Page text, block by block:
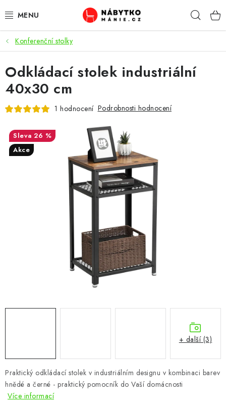
na
OBÝVACÍ POKOJ
KUCHYŇ A JÍDELNA
LOŽNICE
KANCELÁŘ / PRACOVNA
KOUPELNA A WC
CHOVATELSKÉ POTŘEBY
DOPLŇKY A DEKORACE
OSTATNÍ
VÝPRODEJ
Vše o nákupu Info
Reklamace a odstoupení od smlouvy
Kontakty
Bonusový program NBM+
Konferenční stolky
Praktický odkládací stolek v industriálním designu v kombinaci barev
hnědé a černé - praktický pomocník do Vaší domácnosti
Více informací
Odkládací stolek industriální
40x30 cm
1 hodnocení Podrobnosti hodnocení
26 %
Akce
+ další (3)